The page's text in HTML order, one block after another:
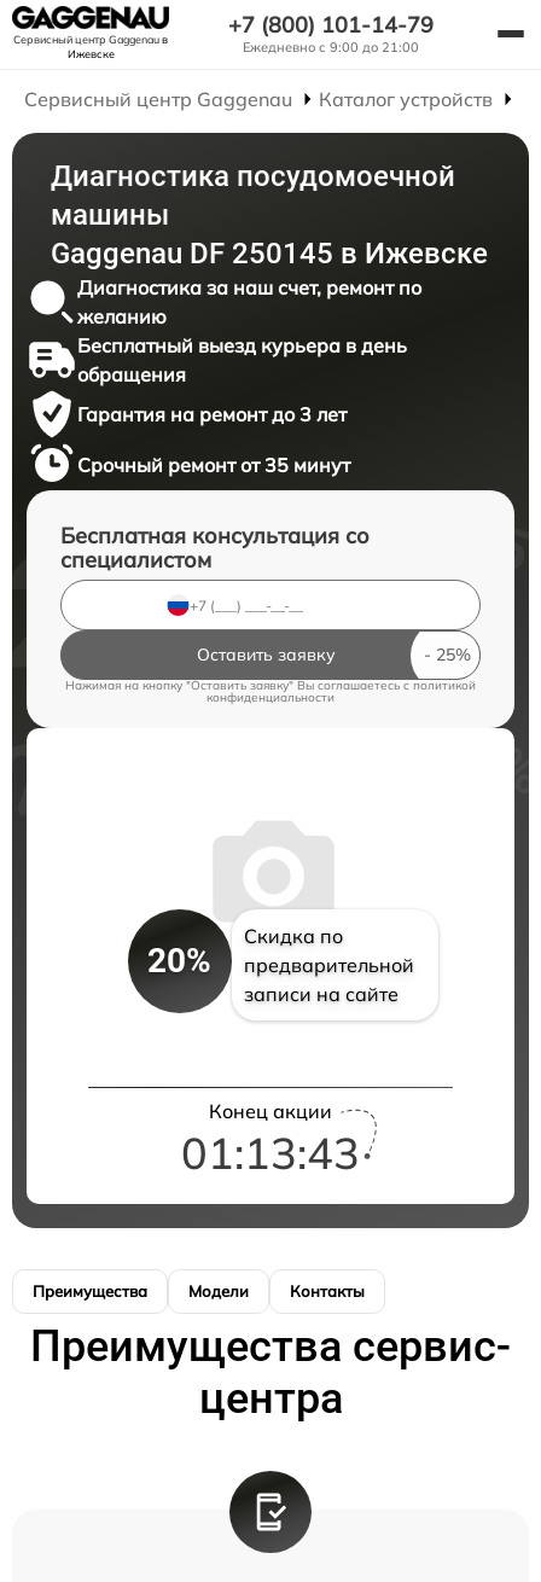
Сервисный центр Gaggenauв
Ижевске
+7 (800) 101-14-79
Ежедневно с 9:00 до 21:00
Сервисный центр Gaggenau Каталог устройств
Диагностика посудомоечной
машины
Gaggenau DF 250145 в Ижевске
Диагностика за наш счет, ремонт по
желанию
Бесплатный выезд курьера в день
обращения
Гарантия на ремонт до 3 лет
Срочный ремонт от 35 минут
Бесплатная консультация со
специалистом
Оставить заявку
Нажимая на кнопку "Оставить заявку" Вы соглашаетесь c политикой
конфиденциальности
20%
Скидка по
предварительной
записи на сайте
Конец акции
01:13:43
Преимущества Модели Контакты
Преимущества сервис-
центра